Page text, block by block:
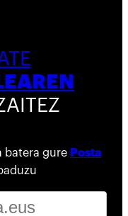
batera gure Posta